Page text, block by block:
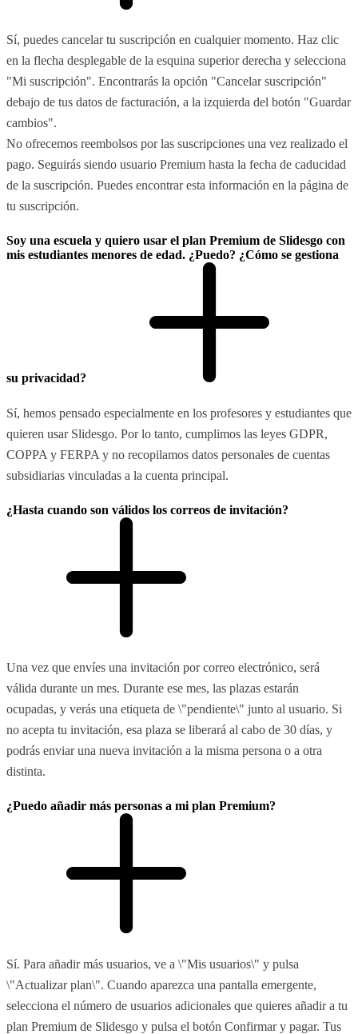
Sí, puedes cancelar tu suscripción en cualquier momento. Haz clic
en la flecha desplegable de la esquina superior derecha y selecciona
"Mi suscripción". Encontrarás la opción "Cancelar suscripción"
debajo de tus datos de facturación, a la izquierda del botón "Guardar
cambios".
No ofrecemos reembolsos por las suscripciones una vez realizado el
pago. Seguirás siendo usuario Premium hasta la fecha de caducidad
de la suscripción. Puedes encontrar esta información en la página de
tu suscripción.
Soy una escuela y quiero usar el plan Premium de Slidesgo con
mis estudiantes menores de edad. ¿Puedo? ¿Cómo se gestiona
su privacidad?
Sí, hemos pensado especialmente en los profesores y estudiantes que
quieren usar Slidesgo. Por lo tanto, cumplimos las leyes GDPR,
COPPA y FERPA y no recopilamos datos personales de cuentas
subsidiarias vinculadas a la cuenta principal.
¿Hasta cuando son válidos los correos de invitación?
Una vez que envíes una invitación por correo electrónico, será
válida durante un mes. Durante ese mes, las plazas estarán
ocupadas, y verás una etiqueta de \"pendiente\" junto al usuario. Si
no acepta tu invitación, esa plaza se liberará al cabo de 30 días, y
podrás enviar una nueva invitación a la misma persona o a otra
distinta.
¿Puedo añadir más personas a mi plan Premium?
Sí. Para añadir más usuarios, ve a \"Mis usuarios\" y pulsa
\"Actualizar plan\". Cuando aparezca una pantalla emergente,
selecciona el número de usuarios adicionales que quieres añadir a tu
plan Premium de Slidesgo y pulsa el botón Confirmar y pagar. Tus